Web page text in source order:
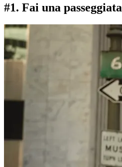
#1. Fai una passeggiata